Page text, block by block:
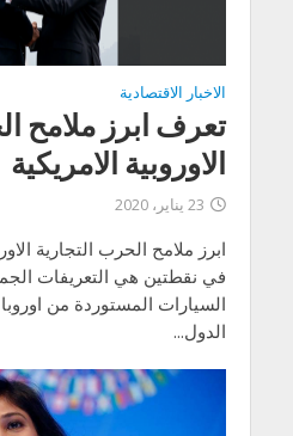
الاخبار الاقتصادية
تعرف ابرز ملامح
الاوروبية الامريكية
23 يناير، 2020
ابرز ملامح الحرب التجارية
في نقطتين هي التعريفات
السيارات المستوردة من
الدول...